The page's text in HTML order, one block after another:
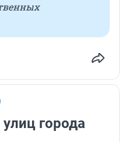
города